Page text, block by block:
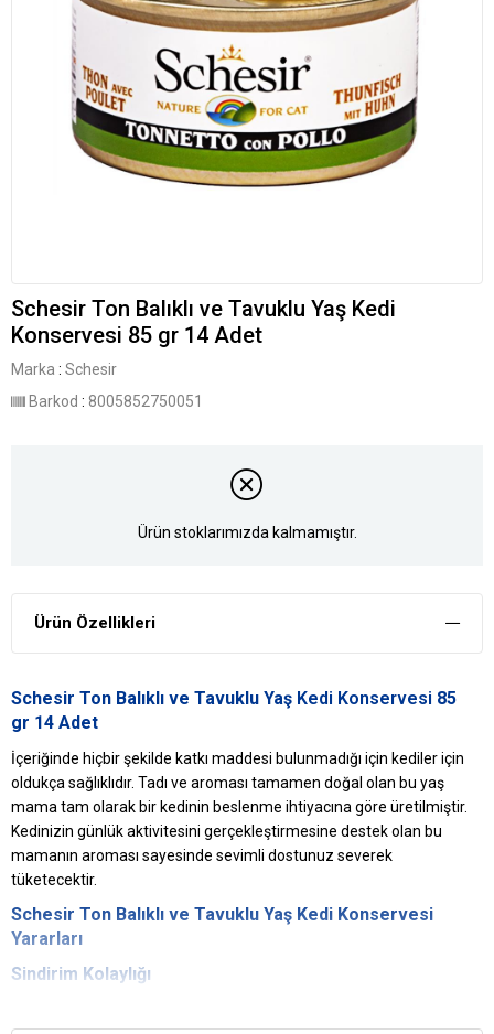
Schesir Ton Balıklı ve Tavuklu Yaş Kedi
Konservesi 85 gr 14 Adet
Marka : Schesir
Barkod : 8005852750051
Ürün stoklarımızda kalmamıştır.
Ürün Özellikleri
Schesir Ton Balıklı ve Tavuklu Yaş Kedi Konservesi 85
gr 14 Adet
İçeriğinde hiçbir şekilde katkı maddesi bulunmadığı için kediler için
oldukça sağlıklıdır. Tadı ve aroması tamamen doğal olan bu yaş
mama tam olarak bir kedinin beslenme ihtiyacına göre üretilmiştir.
Kedinizin günlük aktivitesini gerçekleştirmesine destek olan bu
mamanın aroması sayesinde sevimli dostunuz severek
tüketecektir.
Schesir Ton Balıklı ve Tavuklu Yaş Kedi Konservesi
Yararları
Sindirim Kolaylığı